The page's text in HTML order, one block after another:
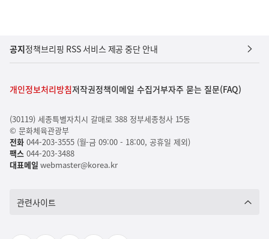
공지정책브리핑 RSS 서비스 제공 중단 안내
개인정보처리방침저작권정책이메일 수집거부자주 묻는 질문(FAQ)
(30119) 세종특별자치시 갈매로 388 정부세종청사 15동
© 문화체육관광부
전화044-203-3555 (월-금 09:00 - 18:00, 공휴일 제외)
팩스044-203-3488
대표메일 webmaster@korea.kr
관련사이트